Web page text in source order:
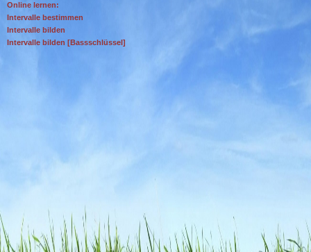
Online lernen:
Intervalle bestimmen
Intervalle bilden
Intervalle bilden [Bassschlüssel]